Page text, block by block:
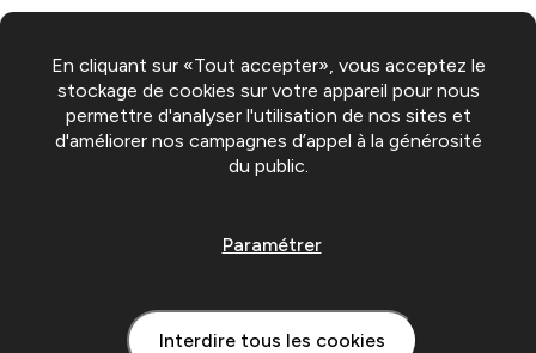
En cliquant sur «Tout accepter», vous acceptez le
stockage de cookies sur votre appareil pour nous
permettre d'analyser l'utilisation de nos sites et
d'améliorer nos campagnes d’appel à la générosité
du public.
Interdire tous les cookies
Paramétrer